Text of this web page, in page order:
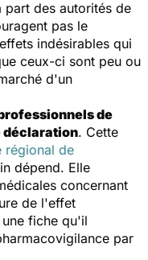
des autorités de
pas le
indésirables qui
ceux-ci sont peu ou
d'un
de
déclaration. Cette
régional de
dépend. Elle
concernant
de l'effet
fiche qu'il
par